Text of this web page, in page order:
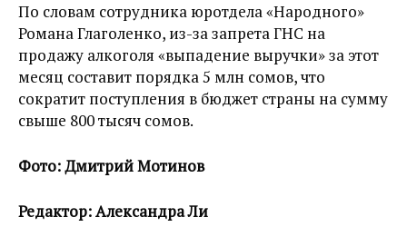
По словам сотрудника юротдела «Народного»
Романа Глаголенко, из-за запрета ГНС на
продажу алкоголя «выпадение выручки» за этот
месяц составит порядка 5 млн сомов, что
сократит поступления в бюджет страны на сумму
свыше 800 тысяч сомов.
Фото: Дмитрий Мотинов
Редактор: Александра Ли